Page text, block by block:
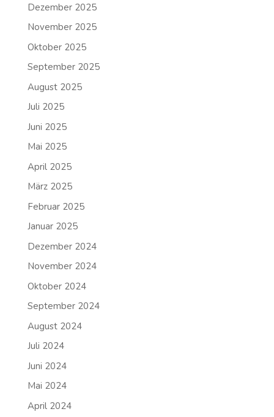
Dezember 2025
November 2025
Oktober 2025
September 2025
August 2025
Juli 2025
Juni 2025
Mai 2025
April 2025
März 2025
Februar 2025
Januar 2025
Dezember 2024
November 2024
Oktober 2024
September 2024
August 2024
Juli 2024
Juni 2024
Mai 2024
April 2024